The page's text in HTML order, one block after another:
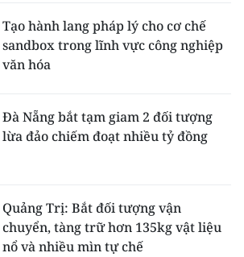
Hồ Chí Minh
TUẦN
Tạo hành lang pháp lý cho cơ chế
sandbox trong lĩnh vực công nghiệp
văn hóa
Đà Nẵng bắt tạm giam 2 đối tượng
lừa đảo chiếm đoạt nhiều tỷ đồng
Quảng Trị: Bắt đối tượng vận
chuyển, tàng trữ hơn 135kg vật liệu
nổ và nhiều mìn tự chế